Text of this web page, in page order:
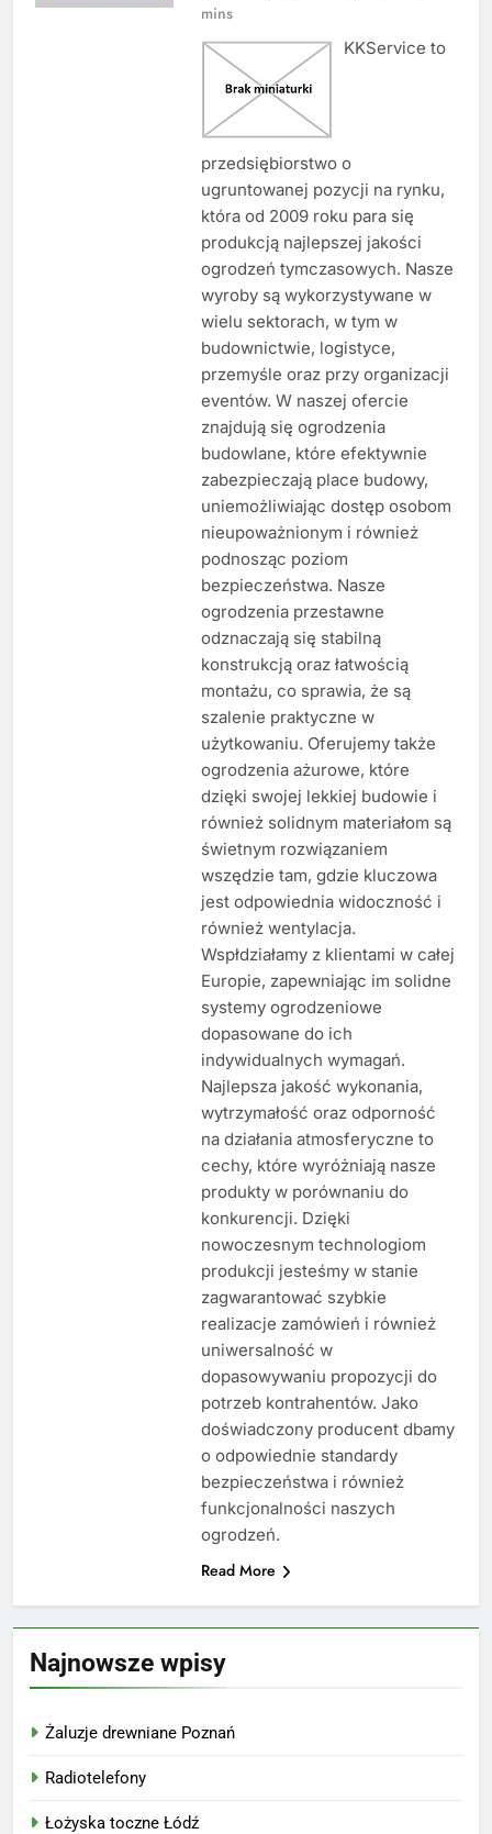
mins
KKService to
przedsiębiorstwo o
ugruntowanej pozycji na rynku,
która od 2009 roku para się
produkcją najlepszej jakości
ogrodzeń tymczasowych. Nasze
wyroby są wykorzystywane w
wielu sektorach, w tym w
budownictwie, logistyce,
przemyśle oraz przy organizacji
eventów. W naszej ofercie
znajdują się ogrodzenia
budowlane, które efektywnie
zabezpieczają place budowy,
uniemożliwiając dostęp osobom
nieupoważnionym i również
podnosząc poziom
bezpieczeństwa. Nasze
ogrodzenia przestawne
odznaczają się stabilną
konstrukcją oraz łatwością
montażu, co sprawia, że są
szalenie praktyczne w
użytkowaniu. Oferujemy także
ogrodzenia ażurowe, które
dzięki swojej lekkiej budowie i
również solidnym materiałom są
świetnym rozwiązaniem
wszędzie tam, gdzie kluczowa
jest odpowiednia widoczność i
również wentylacja.
Wspłdziałamy z klientami w całej
Europie, zapewniając im solidne
systemy ogrodzeniowe
dopasowane do ich
indywidualnych wymagań.
Najlepsza jakość wykonania,
wytrzymałość oraz odporność
na działania atmosferyczne to
cechy, które wyróżniają nasze
produkty w porównaniu do
konkurencji. Dzięki
nowoczesnym technologiom
produkcji jesteśmy w stanie
zagwarantować szybkie
realizacje zamówień i również
uniwersalność w
dopasowywaniu propozycji do
potrzeb kontrahentów. Jako
doświadczony producent dbamy
o odpowiednie standardy
bezpieczeństwa i również
funkcjonalności naszych
ogrodzeń.
Read More
Najnowsze wpisy
Żaluzje drewniane Poznań
Radiotelefony
Łożyska toczne Łódź